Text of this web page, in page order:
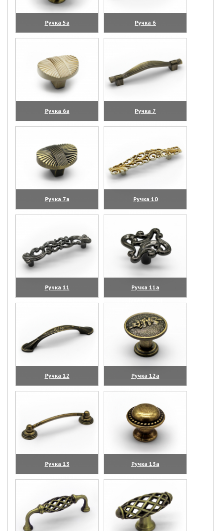
Ручка 5а
(увеличить)
Ручка 6
(увеличить)
Ручка 6а
(увеличить)
Ручка 7
(увеличить)
Ручка 7а
(увеличить)
Ручка 10
(увеличить)
Ручка 11
(увеличить)
Ручка 11а
(увеличить)
Ручка 12
(увеличить)
Ручка 12а
(увеличить)
Ручка 13
(увеличить)
Ручка 13а
(увеличить)